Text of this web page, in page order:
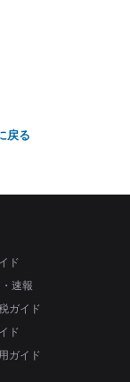
戻る
ド
速報
ガイド
ド
ガイド